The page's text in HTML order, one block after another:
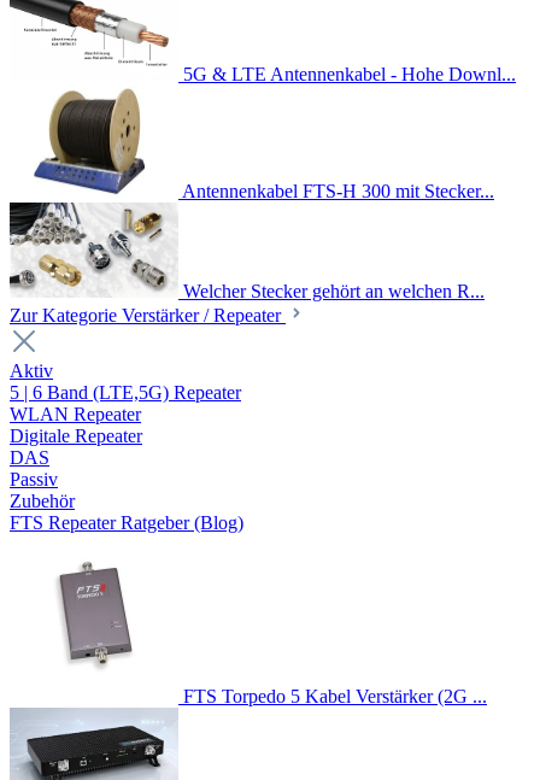
5G & LTE Antennenkabel - Hohe Downl...
Antennenkabel FTS-H 300 mit Stecker...
Welcher Stecker gehört an welchen R...
Zur Kategorie Verstärker / Repeater
Aktiv
5 | 6 Band (LTE,5G) Repeater
WLAN Repeater
Digitale Repeater
DAS
Passiv
Zubehör
FTS Repeater Ratgeber (Blog)
FTS Torpedo 5 Kabel Verstärker (2G ...